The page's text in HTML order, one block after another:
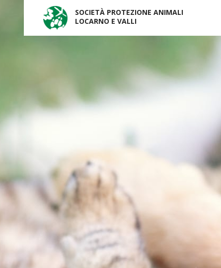
SOCIETÀ PROTEZIONE ANIMALI
LOCARNO E VALLI